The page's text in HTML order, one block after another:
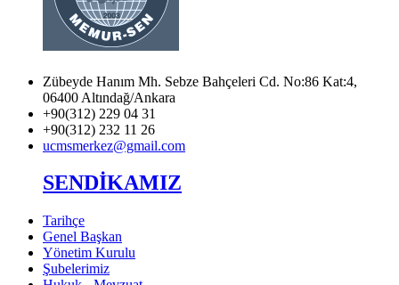
Zübeyde Hanım Mh. Sebze Bahçeleri Cd. No:86 Kat:4,
06400 Altındağ/Ankara
+90(312) 229 04 31
+90(312) 232 11 26
ucmsmerkez@gmail.com
SENDİKAMIZ
Tarihçe
Genel Başkan
Yönetim Kurulu
Şubelerimiz